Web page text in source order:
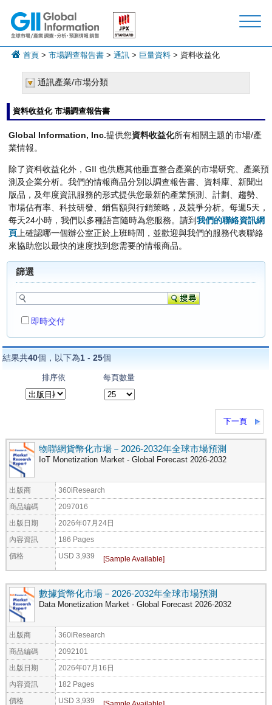
首頁 >市場調查報告書 >通訊 > 巨量資料 > 資料收益化
通訊產業/市場分類
資料收益化 市場調查報告書
Global Information, Inc.提供您資料收益化所有相關主題的市場/產
業情報。
除了資料收益化外，GII 也供應其他垂直整合產業的市場研究、產業預
測及企業分析。我們的情報商品分別以調查報告書、資料庫、新聞出
版品，及年度資訊服務的形式提供您最新的產業預測、計劃、趨勢、
市場佔有率、科技研發、銷售額與行銷策略，及競爭分析。每週5天，
每天24小時，我們以多種語言隨時為您服務。請到我們的聯絡資訊網
頁 上確認哪一個辦公室正於上班時間，並歡迎與我們的服務代表聯絡
來協助您以最快的速度找到您需要的情報商品。
篩選
即時交付
結果共40個，以下為1 -25個
排序依 每頁數量
下一頁
物聯網貨幣化市場－2026-2032年全球市場預測
IoT Monetization Market - Global Forecast 2026-2032
出版商 360iResearch
商品編碼 2097016
出版日期 2026年07月24日
內容資訊 186 Pages
價格 USD 3,939
數據貨幣化市場－2026-2032年全球市場預測
Data Monetization Market - Global Forecast 2026-2032
出版商 360iResearch
商品編碼 2092101
出版日期 2026年07月16日
內容資訊 182 Pages
價格 USD 3,939